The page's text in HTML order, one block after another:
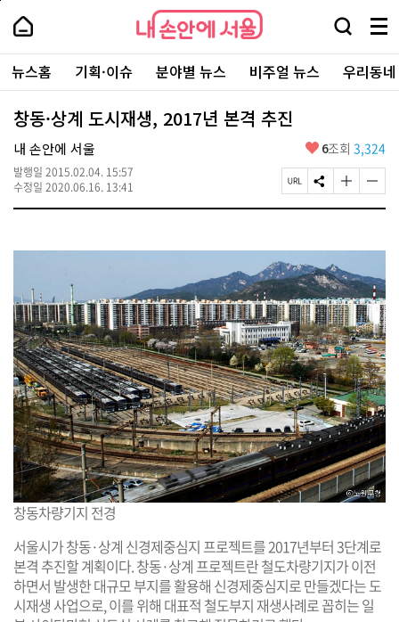
본
로
가
내
손
안
에
서
울
-
서
울
시
대
표
소
털
내
손
에
울
검
창
열
기
메
뉴
전
체
보
주
요
서
뉴스홈 기획·이슈 분야별 뉴스 비주얼 뉴스 우리동
창동·상계 도시재생, 2017년 본격 추진
내 손안에 서울
발행일 2015.02.04. 15:57
수정일 2020.06.16. 13:41
좋
요
6조회 3,324
페
이
R
L
복
사
S
N
유
하
기
글
자
크
변
경
하
기
글
자
작
변
경
하
기
창동차량기지 전경
서울시가 창동·상계 신경제중심지 프로젝트를 2017년부터 3단계로
본격 추진할 계획이다. 창동·상계 프로젝트란 철도차량기지가 이전
하면서 발생한 대규모 부지를 활용해 신경제중심지로 만들겠다는 도
시재생 사업으로, 이를 위해 대표적 철도부지 재생사례로 꼽히는 일
페
상
단
로